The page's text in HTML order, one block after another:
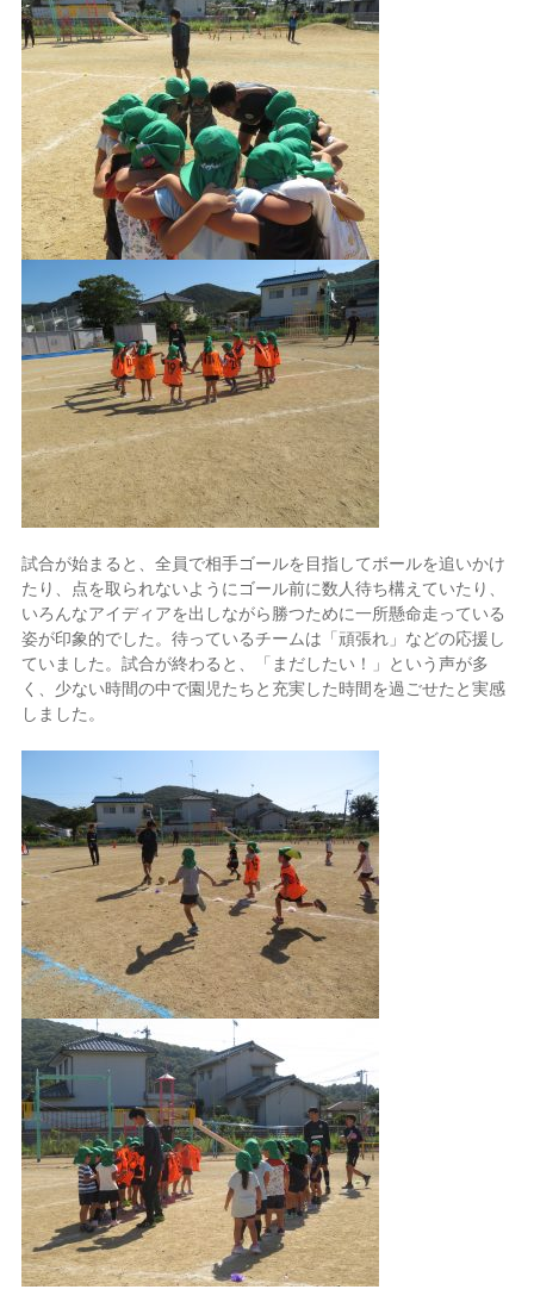
試合が始まると、全員で相手ゴールを目指してボールを追いかけ
たり、点を取られないようにゴール前に数人待ち構えていたり、
いろんなアイディアを出しながら勝つために一所懸命走っている
姿が印象的でした。待っているチームは「頑張れ」などの応援し
ていました。試合が終わると、「まだしたい！」という声が多
く、少ない時間の中で園児たちと充実した時間を過ごせたと実感
しました。